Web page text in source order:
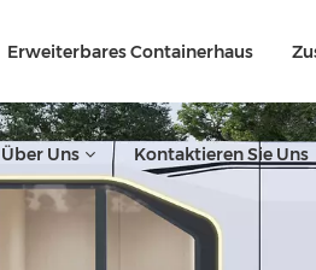
Erweiterbares Containerhaus
Über Uns Kontaktieren Sie Uns